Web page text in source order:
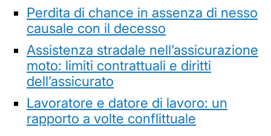
Perdita di chance in assenza di nesso
causale con il decesso
Assistenza stradale nell’assicurazione
moto: limiti contrattuali e diritti
dell’assicurato
Lavoratore e datore di lavoro: un
rapporto a volte conflittuale